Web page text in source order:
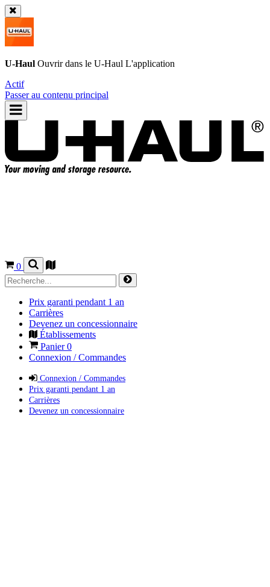
U-Haul Ouvrir dans le U-Haul L'application
Actif
Passer au contenu principal
0
Prix garanti pendant 1 an
Carrières
Devenez un concessionnaire
Établissements
Panier0
Connexion / Commandes
Connexion / Commandes
Prix garanti pendant 1 an
Carrières
Devenez un concessionnaire